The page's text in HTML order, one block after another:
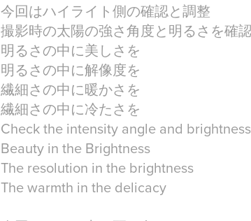
今回はハイライト側の確認と調整
撮影時の太陽の強さ角度と明るさを確
明るさの中に美しさを
明るさの中に解像度を
繊細さの中に暖かさを
繊細さの中に冷たさを
Check the intensity angle and
Beauty in the Brightness
The resolution in the brightness
The warmth in the delicacy